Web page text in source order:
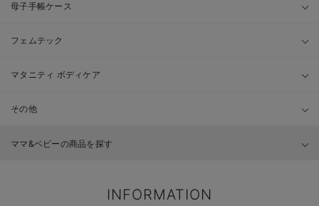
母子手帳ケース
フェムテック
マタニティ ボディケア
その他
ママ&ベビーの商品を探す
INFORMATION